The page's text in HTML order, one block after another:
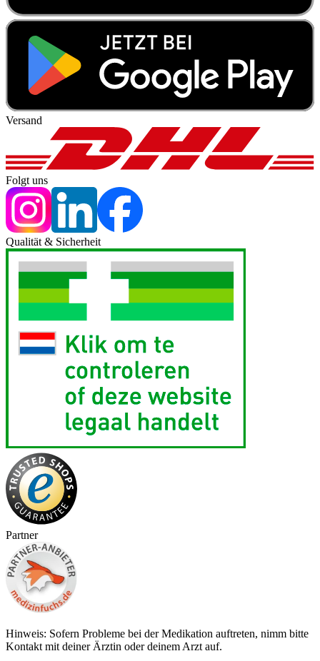
Versand
Folgt uns
Qualität & Sicherheit
Partner
Hinweis: Sofern Probleme bei der Medikation auftreten, nimm bitte
Kontakt mit deiner Ärztin oder deinem Arzt auf.